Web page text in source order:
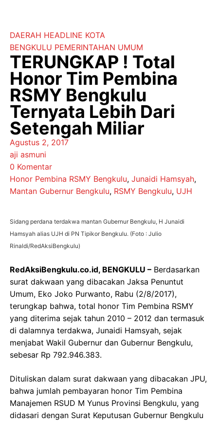
DAERAH HEADLINE KOTA
BENGKULU PEMERINTAHAN UMUM
TERUNGKAP ! Total
Honor Tim Pembina
RSMY Bengkulu
Ternyata Lebih Dari
Setengah Miliar
Agustus 2, 2017
aji asmuni
0 Komentar
Honor Pembina RSMY Bengkulu, Junaidi Hamsyah,
Mantan Gubernur Bengkulu, RSMY Bengkulu, UJH
Sidang perdana terdakwa mantan Gubernur Bengkulu, H Junaidi
Hamsyah alias UJH di PN Tipikor Bengkulu. (Foto : Julio
Rinaldi/RedAksiBengkulu)
RedAksiBengkulu.co.id, BENGKULU – Berdasarkan
surat dakwaan yang dibacakan Jaksa Penuntut
Umum, Eko Joko Purwanto, Rabu (2/8/2017),
terungkap bahwa, total honor Tim Pembina RSMY
yang diterima sejak tahun 2010 – 2012 dan termasuk
di dalamnya terdakwa, Junaidi Hamsyah, sejak
menjabat Wakil Gubernur dan Gubernur Bengkulu,
sebesar Rp 792.946.383.
Dituliskan dalam surat dakwaan yang dibacakan JPU,
bahwa jumlah pembayaran honor Tim Pembina
Manajemen RSUD M Yunus Provinsi Bengkulu, yang
didasari dengan Surat Keputusan Gubernur Bengkulu